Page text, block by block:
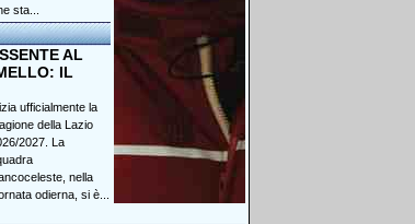
sta...
AL
IL
ufficialmente la
della Lazio
2027. La
nella
odierna, si è...